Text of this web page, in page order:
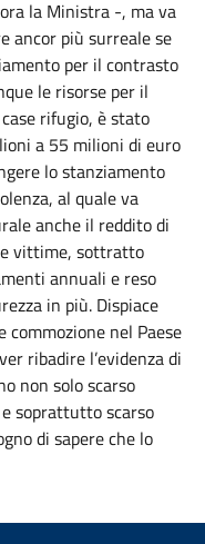
la Ministra -, ma va
ancor più surreale se
per il contrasto
le risorse per il
rifugio, è stato
a 55 milioni di euro
lo stanziamento
al quale va
anche il reddito di
vittime, sottratto
annuali e reso
in più. Dispiace
nel Paese
ribadire l’evidenza di
non solo scarso
soprattutto scarso
di sapere che lo